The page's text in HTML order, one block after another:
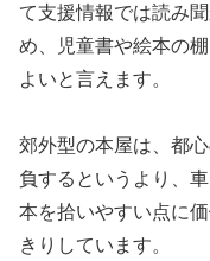
て支援情報では読み
め、児童書や絵本の
よいと言えます。
郊外型の本屋は、都
負するというより、
本を拾いやすい点に
きりしています。